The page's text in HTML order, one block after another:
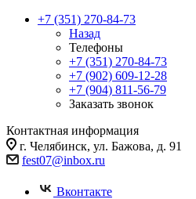
+7 (351) 270-84-73
Назад
Телефоны
+7 (351) 270-84-73
+7 (902) 609-12-28
+7 (904) 811-56-79
Заказать звонок
Контактная информация
г. Челябинск, ул. Бажова, д. 91
fest07@inbox.ru
Вконтакте